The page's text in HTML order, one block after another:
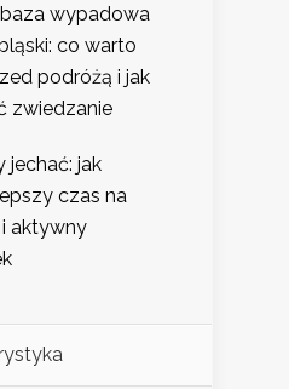
wypadowa
co warto
podróżą i jak
zwiedzanie
jechać: jak
czas na
aktywny